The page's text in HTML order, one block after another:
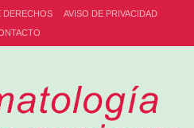
DERECHOS
AVISO DE PRIVACIDAD